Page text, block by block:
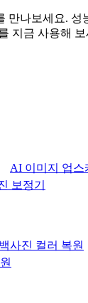
만나보세요. 성
지금 사용해 보
AI 이미지 업스
보정기
사진 컬러 복원